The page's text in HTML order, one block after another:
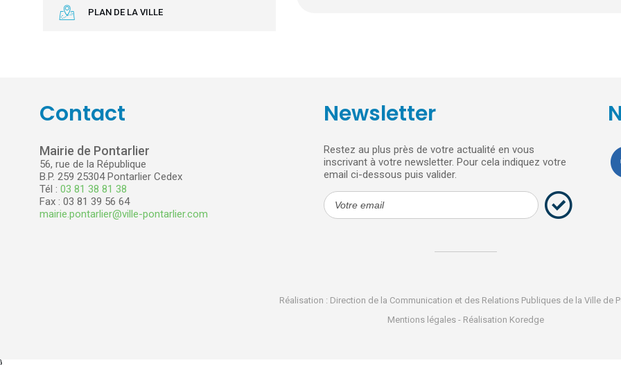
PLAN DE LA VILLE
Contact
Mairie de Pontarlier
56, rue de la République
B.P. 259 25304 Pontarlier Cedex
Tél : 03 81 38 81 38
Fax : 03 81 39 56 64
mairie.pontarlier@ville-pontarlier.com
Newsletter
Restez au plus près de votre actualité en vous
inscrivant à votre newsletter. Pour cela indiquez votre
email ci-dessous puis valider.
Réalisation : Direction de la Communication et des Relations Publiques de la Ville de
Mentions légales - Réalisation Koredge
}